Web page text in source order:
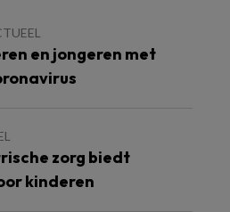
en jongeren met
zorg biedt
kinderen